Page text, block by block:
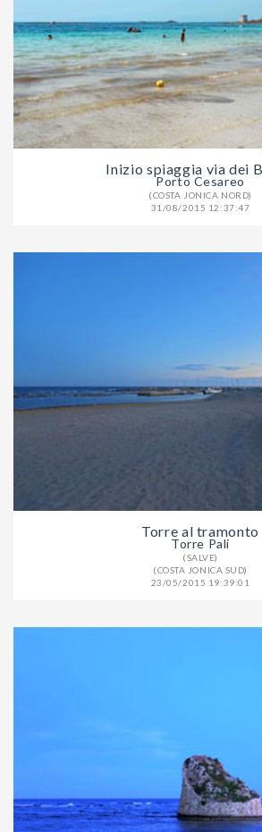
Inizio spiaggia via dei
Porto Cesareo
(COSTA JONICA NORD)
31/08/2015 12:37:47
Torre al tramonto
Torre Pali
(SALVE)
(COSTA JONICA SUD)
23/05/2015 19:39:01